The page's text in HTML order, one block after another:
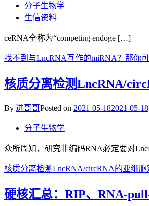
分子生物学
生信资料
ceRNA全称为“competing endoge […]
找不到与LncRNA互作的miRNA？那你
核质分离检测LncRNA/
By 进哥哥Posted on 2021-05-182021-05-18
分子生物学
众所周知，研究非编码RNA必定要对
核质分离检测LncRNA/circRNA的亚细胞
硬核汇总：RIP、RNA-